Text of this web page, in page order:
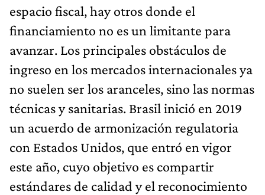
espacio fiscal, hay otros donde el
financiamiento no es un limitante para
avanzar. Los principales obstáculos de
ingreso en los mercados internacionales ya
no suelen ser los aranceles, sino las normas
técnicas y sanitarias. Brasil inició en 2019
un acuerdo de armonización regulatoria
con Estados Unidos, que entró en vigor
este año, cuyo objetivo es compartir
estándares de calidad y el reconocimiento